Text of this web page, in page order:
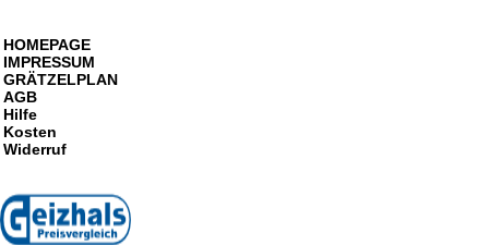
HOMEPAGE
IMPRESSUM
GRÄTZELPLAN
AGB
Hilfe
Kosten
Widerruf